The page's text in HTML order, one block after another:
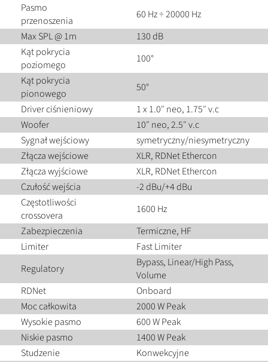
Pasmo
przenoszenia
60 Hz ÷ 20000 Hz
Max SPL @ 1m
130 dB
Kąt pokrycia
poziomego
100°
Kąt pokrycia
pionowego
50°
Driver ciśnieniowy
1 x 1.0″ neo, 1.75″ v.c
Woofer
10″ neo, 2.5″ v.c
Sygnał wejściowy
symetryczny/niesymetryczny
Złącza wejściowe
XLR, RDNet Ethercon
Złącza wyjściowe
XLR, RDNet Ethercon
Czułość wejścia
-2 dBu/+4 dBu
Częstotliwości
crossovera
1600 Hz
Zabezpieczenia
Termiczne, HF
Limiter
Fast Limiter
Regulatory
Bypass, Linear/High Pass,
Volume
RDNet
Onboard
Moc całkowita
2000 W Peak
Wysokie pasmo
600 W Peak
Niskie pasmo
1400 W Peak
Studzenie
Konwekcyjne